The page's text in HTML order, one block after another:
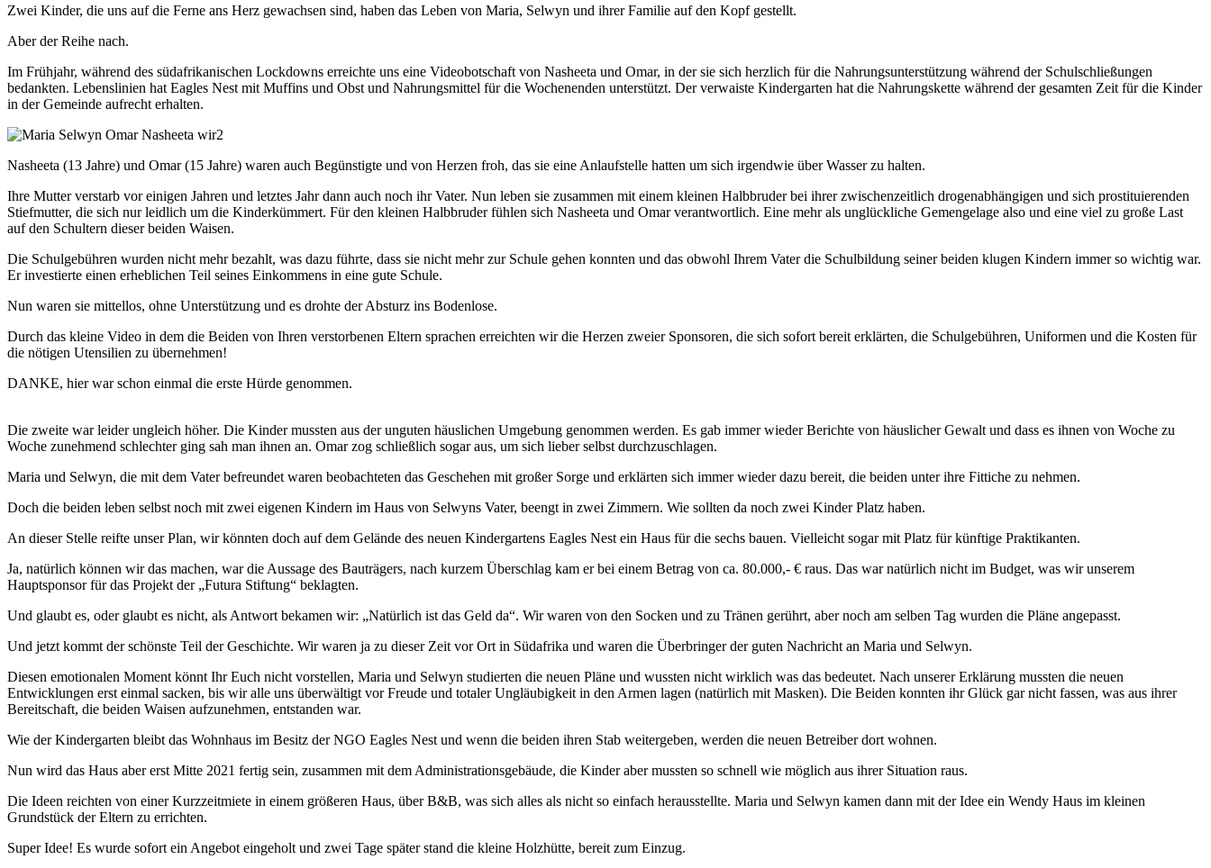
Zwei Kinder, die uns auf die Ferne ans Herz gewachsen sind, haben das Leben von Maria, Selwyn und ihrer Familie auf den Kopf gestellt.
Aber der Reihe nach.
Im Frühjahr, während des südafrikanischen Lockdowns erreichte uns eine Videobotschaft von Nasheeta und Omar, in der sie sich herzlich für die Nahrungsunterstützung während der Schulschließungen
bedankten. Lebenslinien hat Eagles Nest mit Muffins und Obst und Nahrungsmittel für die Wochenenden unterstützt. Der verwaiste Kindergarten hat die Nahrungskette während der gesamten Zeit für die Kinder
in der Gemeinde aufrecht erhalten.
Nasheeta (13 Jahre) und Omar (15 Jahre) waren auch Begünstigte und von Herzen froh, das sie eine Anlaufstelle hatten um sich irgendwie über Wasser zu halten.
Ihre Mutter verstarb vor einigen Jahren und letztes Jahr dann auch noch ihr Vater. Nun leben sie zusammen mit einem kleinen Halbbruder bei ihrer zwischenzeitlich drogenabhängigen und sich prostituierenden
Stiefmutter, die sich nur leidlich um die Kinderkümmert. Für den kleinen Halbbruder fühlen sich Nasheeta und Omar verantwortlich. Eine mehr als unglückliche Gemengelage also und eine viel zu große Last
auf den Schultern dieser beiden Waisen.
Die Schulgebühren wurden nicht mehr bezahlt, was dazu führte, dass sie nicht mehr zur Schule gehen konnten und das obwohl Ihrem Vater die Schulbildung seiner beiden klugen Kindern immer so wichtig war.
Er investierte einen erheblichen Teil seines Einkommens in eine gute Schule.
Nun waren sie mittellos, ohne Unterstützung und es drohte der Absturz ins Bodenlose.
Durch das kleine Video in dem die Beiden von Ihren verstorbenen Eltern sprachen erreichten wir die Herzen zweier Sponsoren, die sich sofort bereit erklärten, die Schulgebühren, Uniformen und die Kosten für
die nötigen Utensilien zu übernehmen!
DANKE, hier war schon einmal die erste Hürde genommen.
Die zweite war leider ungleich höher. Die Kinder mussten aus der unguten häuslichen Umgebung genommen werden. Es gab immer wieder Berichte von häuslicher Gewalt und dass es ihnen von Woche zu
Woche zunehmend schlechter ging sah man ihnen an. Omar zog schließlich sogar aus, um sich lieber selbst durchzuschlagen.
Maria und Selwyn, die mit dem Vater befreundet waren beobachteten das Geschehen mit großer Sorge und erklärten sich immer wieder dazu bereit, die beiden unter ihre Fittiche zu nehmen.
Doch die beiden leben selbst noch mit zwei eigenen Kindern im Haus von Selwyns Vater, beengt in zwei Zimmern. Wie sollten da noch zwei Kinder Platz haben.
An dieser Stelle reifte unser Plan, wir könnten doch auf dem Gelände des neuen Kindergartens Eagles Nest ein Haus für die sechs bauen. Vielleicht sogar mit Platz für künftige Praktikanten.
Ja, natürlich können wir das machen, war die Aussage des Bauträgers, nach kurzem Überschlag kam er bei einem Betrag von ca. 80.000,- € raus. Das war natürlich nicht im Budget, was wir unserem
Hauptsponsor für das Projekt der „Futura Stiftung“ beklagten.
Und glaubt es, oder glaubt es nicht, als Antwort bekamen wir: „Natürlich ist das Geld da“. Wir waren von den Socken und zu Tränen gerührt, aber noch am selben Tag wurden die Pläne angepasst.
Und jetzt kommt der schönste Teil der Geschichte. Wir waren ja zu dieser Zeit vor Ort in Südafrika und waren die Überbringer der guten Nachricht an Maria und Selwyn.
Diesen emotionalen Moment könnt Ihr Euch nicht vorstellen, Maria und Selwyn studierten die neuen Pläne und wussten nicht wirklich was das bedeutet. Nach unserer Erklärung mussten die neuen
Entwicklungen erst einmal sacken, bis wir alle uns überwältigt vor Freude und totaler Ungläubigkeit in den Armen lagen (natürlich mit Masken). Die Beiden konnten ihr Glück gar nicht fassen, was aus ihrer
Bereitschaft, die beiden Waisen aufzunehmen, entstanden war.
Wie der Kindergarten bleibt das Wohnhaus im Besitz der NGO Eagles Nest und wenn die beiden ihren Stab weitergeben, werden die neuen Betreiber dort wohnen.
Nun wird das Haus aber erst Mitte 2021 fertig sein, zusammen mit dem Administrationsgebäude, die Kinder aber mussten so schnell wie möglich aus ihrer Situation raus.
Die Ideen reichten von einer Kurzzeitmiete in einem größeren Haus, über B&B, was sich alles als nicht so einfach herausstellte. Maria und Selwyn kamen dann mit der Idee ein Wendy Haus im kleinen
Grundstück der Eltern zu errichten.
Super Idee! Es wurde sofort ein Angebot eingeholt und zwei Tage später stand die kleine Holzhütte, bereit zum Einzug.